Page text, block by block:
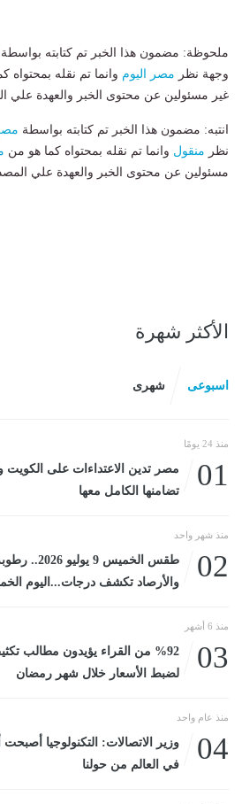
ملحوظة: مضمون هذا الخبر تم كتابته بواسطة
وجهة نظر مصر اليوم وانما تم نقله بمحتواه
غير مسئولين عن محتوى الخبر والعهدة علي
انتبه: مضمون هذا الخبر تم كتابته بواسطة
نظر منقول وانما تم نقله بمحتواه كما هو من
مسئولين عن محتوى الخبر والعهدة علي
الأكثر شهرة
اسبوعى شهرى
منذ 24 يومًا
01
مصر تدين الاعتداءات على الكويت
تضامنها الكامل معها
منذ شهر واحد
02
طقس الخميس
والأرصاد تكشف درجات...اليوم الخميس، 9 يوليو 2026
منذ 6 أشهر
03
%92 من القراء يؤيدون مطالب
لضبط الأسعار خلال شهر رمضان
منذ عام واحد
04
وزير الاتصالات: التكنولوجيا أصبحت
في العالم من حولنا